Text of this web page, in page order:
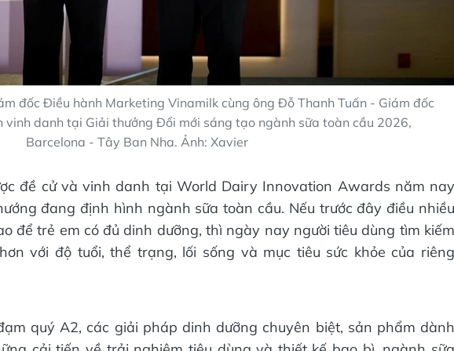
đốc Điều hành Marketing Vinamilk cùng ông Đỗ Thanh Tuấn - Giám đốc
vinh danh tại Giải thưởng Đổi mới sáng tạo ngành sữa toàn cầu 2026,
Barcelona - Tây Ban Nha. Ảnh: Xavier
đề cử và vinh danh tại World Dairy Innovation Awards năm nay
đang định hình ngành sữa toàn cầu. Nếu trước đây điều nhiều
để trẻ em có đủ dinh dưỡng, thì ngày nay người tiêu dùng tìm kiếm
với độ tuổi, thể trạng, lối sống và mục tiêu sức khỏe của riêng
quý A2, các giải pháp dinh dưỡng chuyên biệt, sản phẩm dành